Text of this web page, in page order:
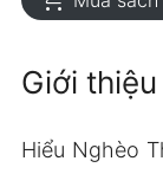
Giới
Hiểu Nghèo